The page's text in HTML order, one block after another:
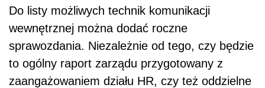
Do listy możliwych technik komunikacji
wewnętrznej można dodać roczne
sprawozdania. Niezależnie od tego, czy będzie
to ogólny raport zarządu przygotowany z
zaangażowaniem działu HR, czy też oddzielne